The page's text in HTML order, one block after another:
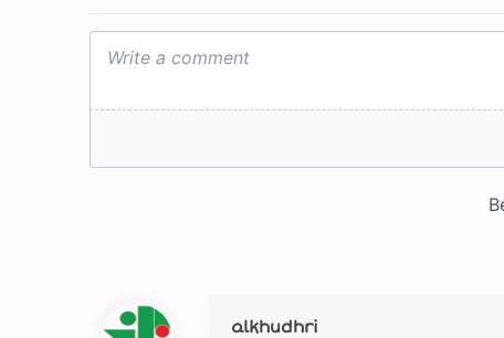
alkhudhri